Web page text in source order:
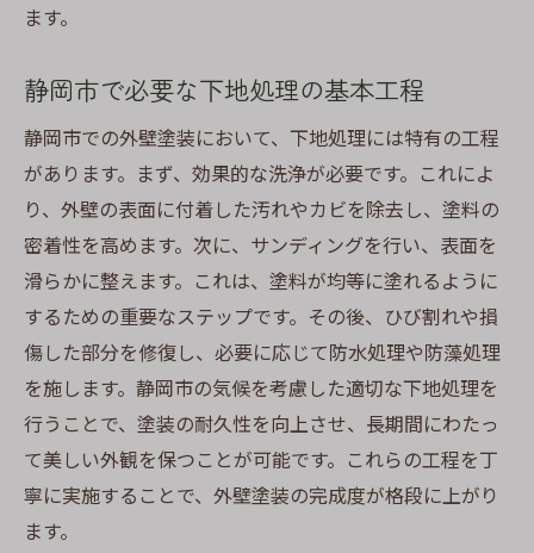
有の理由
下地処理が塗装の耐久性を決定する理由
気候が及ぼす下地処理への影響
細部までこだわる下地処理の重要性
静岡市での外壁塗装の長寿命化を目指して
成功する外壁塗装のための下地対策
静岡市での外壁塗装を美しく長持ちさせる秘訣
は下地処理にあり
美しさを持続する下地処理のコツ
長持ちする外壁塗装の秘訣を探る
ます。
静岡市で必要な下地処理の基本工程
静岡市での外壁塗装において、下地処理には特有の工程
があります。まず、効果的な洗浄が必要です。これによ
り、外壁の表面に付着した汚れやカビを除去し、塗料の
密着性を高めます。次に、サンディングを行い、表面を
滑らかに整えます。これは、塗料が均等に塗れるように
するための重要なステップです。その後、ひび割れや損
傷した部分を修復し、必要に応じて防水処理や防藻処理
を施します。静岡市の気候を考慮した適切な下地処理を
行うことで、塗装の耐久性を向上させ、長期間にわたっ
て美しい外観を保つことが可能です。これらの工程を丁
寧に実施することで、外壁塗装の完成度が格段に上がり
ます。